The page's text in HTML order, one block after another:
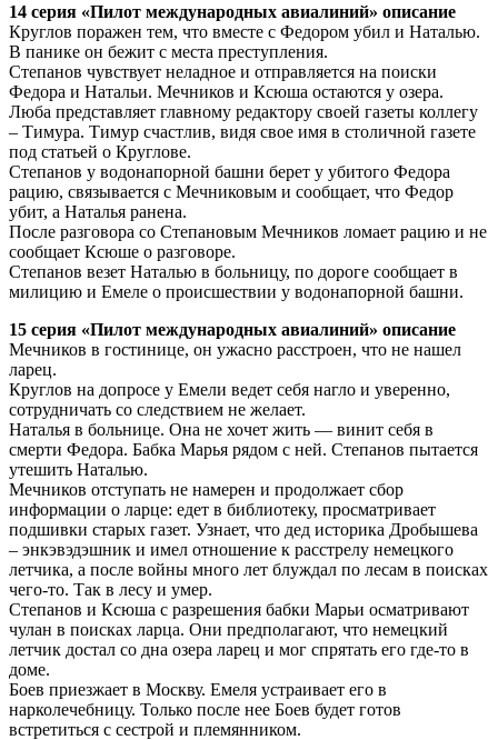
14 серия «Пилот международных авиалиний» описание
Круглов поражен тем, что вместе с Федором убил и Наталью.
В панике он бежит с места преступления.
Степанов чувствует неладное и отправляется на поиски
Федора и Натальи. Мечников и Ксюша остаются у озера.
Люба представляет главному редактору своей газеты коллегу
– Тимура. Тимур счастлив, видя свое имя в столичной газете
под статьей о Круглове.
Степанов у водонапорной башни берет у убитого Федора
рацию, связывается с Мечниковым и сообщает, что Федор
убит, а Наталья ранена.
После разговора со Степановым Мечников ломает рацию и не
сообщает Ксюше о разговоре.
Степанов везет Наталью в больницу, по дороге сообщает в
милицию и Емеле о происшествии у водонапорной башни.
15 серия «Пилот международных авиалиний» описание
Мечников в гостинице, он ужасно расстроен, что не нашел
ларец.
Круглов на допросе у Емели ведет себя нагло и уверенно,
сотрудничать со следствием не желает.
Наталья в больнице. Она не хочет жить — винит себя в
смерти Федора. Бабка Марья рядом с ней. Степанов пытается
утешить Наталью.
Мечников отступать не намерен и продолжает сбор
информации о ларце: едет в библиотеку, просматривает
подшивки старых газет. Узнает, что дед историка Дробышева
– энкэвэдэшник и имел отношение к расстрелу немецкого
летчика, а после войны много лет блуждал по лесам в поисках
чего-то. Так в лесу и умер.
Степанов и Ксюша с разрешения бабки Марьи осматривают
чулан в поисках ларца. Они предполагают, что немецкий
летчик достал со дна озера ларец и мог спрятать его где-то в
доме.
Боев приезжает в Москву. Емеля устраивает его в
нарколечебницу. Только после нее Боев будет готов
встретиться с сестрой и племянником.